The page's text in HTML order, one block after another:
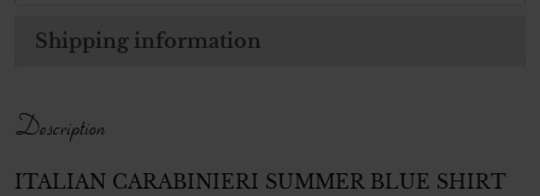
Shipping information
Description
ITALIAN CARABINIERI SUMMER BLUE SHIRT